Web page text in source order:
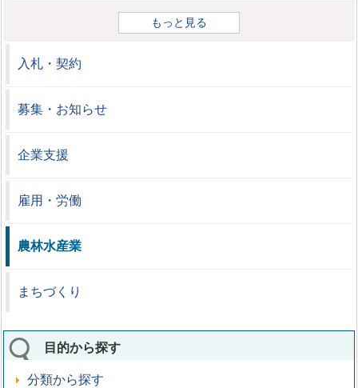
もっと見る
入札・契約
募集・お知らせ
企業支援
雇用・労働
農林水産業
まちづくり
目的から探す
分類から探す